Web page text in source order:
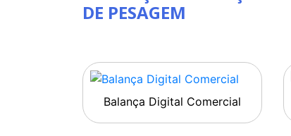
DE PESAGEM
Balança Digital Comercial